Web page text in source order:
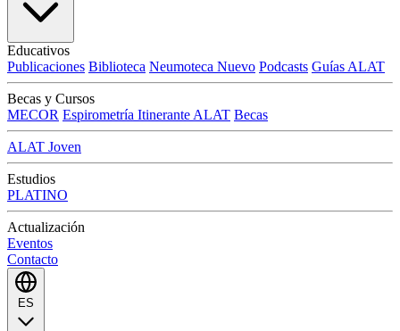
Educativos
Publicaciones Biblioteca Neumoteca Nuevo Podcasts Guías ALAT
Becas y Cursos
MECOR Espirometría Itinerante ALAT Becas
ALAT Joven
Estudios
PLATINO
Actualización
Eventos
Contacto
ES